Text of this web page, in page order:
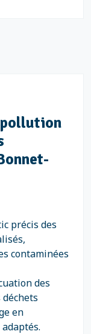
précis des
contaminées
des
en